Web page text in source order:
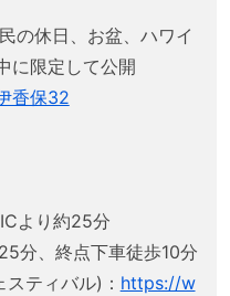
の休日、お盆、ハワイ
に限定して公開
香保32
より約25分
分、終点下車徒歩10分
ティバル)： https://w